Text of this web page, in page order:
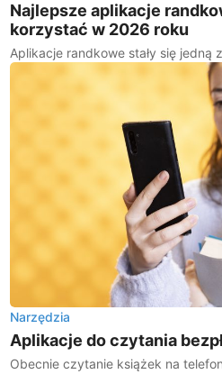
Najlepsze aplikacje
korzystać w 2026 roku
Aplikacje randkowe stały się jedną
Narzędzia
Aplikacje do czytania
Obecnie czytanie książek na